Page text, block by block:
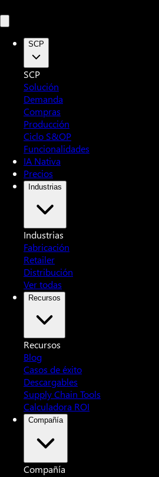
SCP
SCP
Solución
Demanda
Compras
Producción
Ciclo S&OP
Funcionalidades
IA Nativa
Precios
Industrias
Industrias
Fabricación
Retailer
Distribución
Ver todas
Recursos
Recursos
Blog
Casos de éxito
Descargables
Supply Chain Tools
Calculadora ROI
Compañía
Compañía